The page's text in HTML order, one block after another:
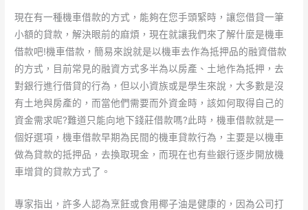
現在有一種機車借款的方式，能夠在您手頭緊時，讓您借貸一筆
小額的貸款，解決眼前的麻煩，現在就讓我們來了解什麼是機車
借款吧!機車借款，簡易來說就是以機車去作為抵押品的融資借款
的方式，目前常見的融資方式多半為以房產、土地作為抵押，去
對銀行進行借貸的行為，但以小資族或是學生來說，大多數是沒
有土地與房產的，而當他們需要而外資金時，該如何取得自己的
資金需求呢?難道只能向地下錢莊借款嗎?此時，機車借款就是一
個好選項，機車借款早期為民間的機車貸款行為，主要是以機車
做為貸款的抵押品，去換取現金，而現在也有些銀行逐步開放機
車增貸的貸款方式了。
專家指出，許多人認為烹飪或食用椰子油是健康的，因為公司打